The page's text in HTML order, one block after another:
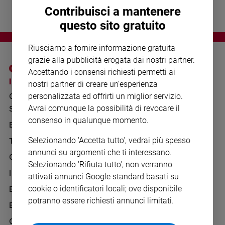
Santi
Devozione
e
fede
giorno
Santo
giorno
Società
e
I SITI SAN PAOLO
GRUPPO EDITORIALE
SAN PAOLO
BENESSERE
TELENOVA
GAZZETTA D'ALBA
IL GIORNALINO
EDICOLA SAN PAOLO
EDIZIONI SAN PAOLO
CREDERE
NOTE LEGALI
PRIVACY POLICY
INFORMATIVA
WHISTLEBLOWING
SOCIAL
Contribuisci a mantenere
questo sito gratuito
Riusciamo a fornire informazione gratuita
grazie alla pubblicità erogata dai nostri partner.
Accettando i consensi richiesti permetti ai
nostri partner di creare un'esperienza
personalizzata ed offrirti un miglior servizio.
Avrai comunque la possibilità di revocare il
consenso in qualunque momento.
Selezionando 'Accetta tutto', vedrai più spesso
annunci su argomenti che ti interessano.
Selezionando 'Rifiuta tutto', non verranno
attivati annunci Google standard basati su
cookie o identificatori locali; ove disponibile
potranno essere richiesti annunci limitati.